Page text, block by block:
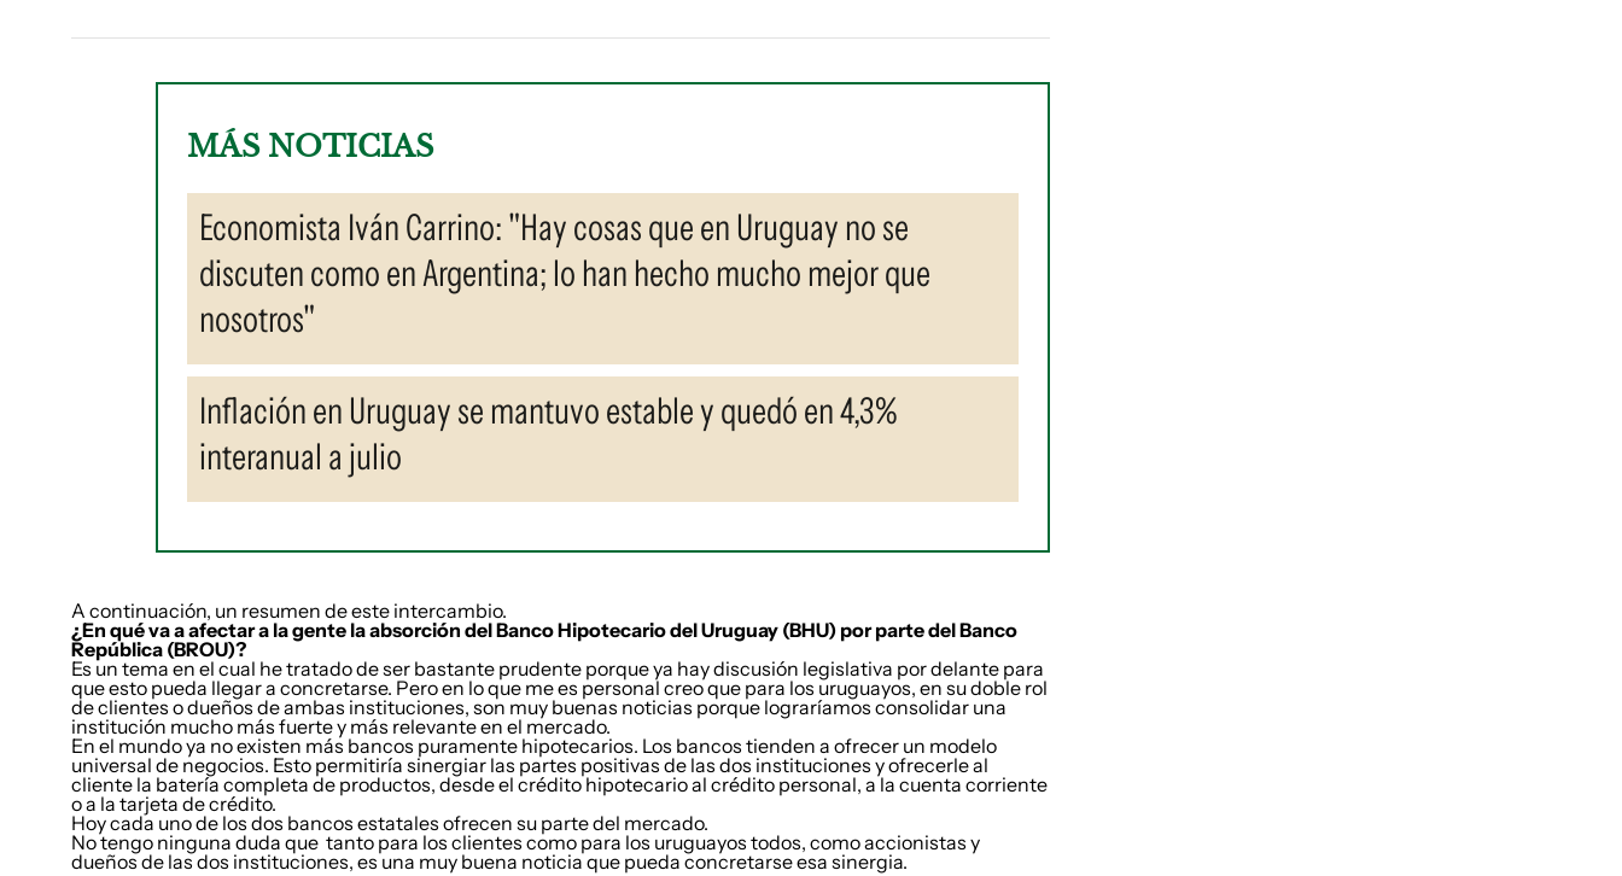
MÁS NOTICIAS
Economista Iván Carrino: "Hay cosas que en Uruguay no se
discuten como en Argentina; lo han hecho mucho mejor que
nosotros"
Inflación en Uruguay se mantuvo estable y quedó en 4,3%
interanual a julio
A continuación, un resumen de este intercambio.
¿En qué va a afectar a la gente la absorción del Banco Hipotecario del Uruguay (BHU) por parte del Banco
República (BROU)?
Es un tema en el cual he tratado de ser bastante prudente porque ya hay discusión legislativa por delante para
que esto pueda llegar a concretarse. Pero en lo que me es personal creo que para los uruguayos, en su doble rol
de clientes o dueños de ambas instituciones, son muy buenas noticias porque lograríamos consolidar una
institución mucho más fuerte y más relevante en el mercado.
En el mundo ya no existen más bancos puramente hipotecarios. Los bancos tienden a ofrecer un modelo
universal de negocios. Esto permitiría sinergiar las partes positivas de las dos instituciones y ofrecerle al
cliente la batería completa de productos, desde el crédito hipotecario al crédito personal, a la cuenta corriente
o a la tarjeta de crédito.
Hoy cada uno de los dos bancos estatales ofrecen su parte del mercado.
No tengo ninguna duda que tanto para los clientes como para los uruguayos todos, como accionistas y
dueños de las dos instituciones, es una muy buena noticia que pueda concretarse esa sinergia.